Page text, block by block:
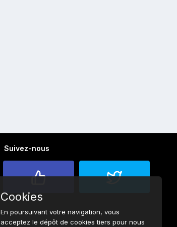
Suivez-nous
Cookies
En poursuivant votre navigation, vous
acceptez le dépôt de cookies tiers pour nous